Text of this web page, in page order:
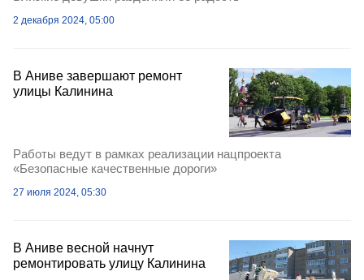
2 декабря 2024, 05:00
В Аниве завершают ремонт
улицы Калинина
Работы ведут в рамках реализации нацпроекта
«Безопасные качественные дороги»
27 июля 2024, 05:30
В Аниве весной начнут
ремонтировать улицу Калинина